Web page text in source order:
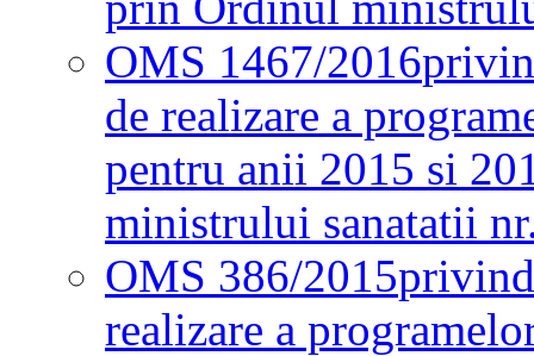
OMS 1467/2016
de realizare a
pentru anii 2015 si
ministrului sanatatii
OMS 386/2015
realizare a